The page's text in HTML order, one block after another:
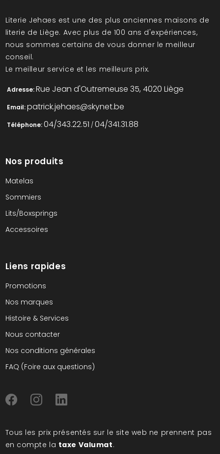
Literie Jehaes est une des plus anciennes maisons de
literie de Liège. Avec plus de 100 ans d'expériences,
nous sommes certains de vous donner le meilleur
conseil.
Le meilleur service et les meilleurs prix.
Adresse: Rue Jean d'Outremeuse 35, 4020 Liège
Email: patrick.jehaes@skynet.be
Téléphone: 04/343.22.51 /04/341.31.88
Nos produits
Matelas
Sommiers
Lits/Boxsprings
Accessoires
Liens rapides
Promotions
Nos marques
Histoire & Services
Nous contacter
Nos conditions générales
FAQ (Foire aux questions)
Tous les prix présentés sur le site web ne prennent pas
en compte la taxe Valumat.